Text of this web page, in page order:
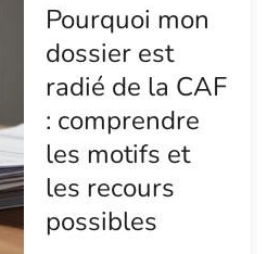
Pourquoi mon
dossier est
radié de la CAF
: comprendre
les motifs et
les recours
possibles